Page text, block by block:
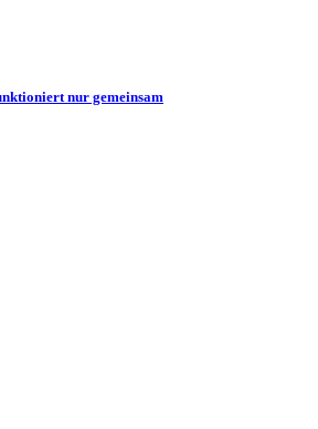
nur gemeinsam